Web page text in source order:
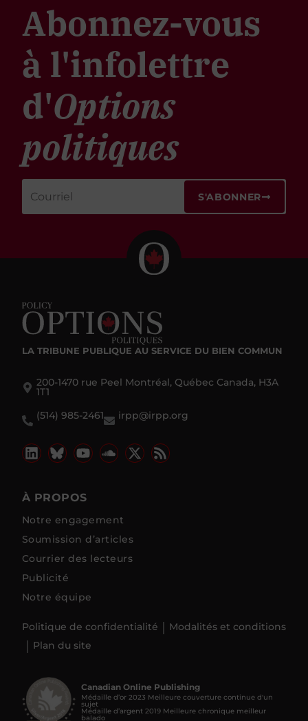
Abonnez-vous
à l'infolettre
d'Options
politiques
S'ABONNER
LA TRIBUNE PUBLIQUE AU SERVICE DU BIEN COMMUN
200-1470 rue Peel Montréal, Québec Canada, H3A
1T1
(514) 985-2461
irpp@irpp.org
À PROPOS
Notre engagement
Soumission d’articles
Courrier des lecteurs
Publicité
Notre équipe
Politique de confidentialité
Modalités et conditions
Plan du site
Canadian Online Publishing
Médaille d’or 2023 Meilleure couverture continue d'un
sujet
Médaille d’argent 2019 Meilleure chronique meilleur
balado